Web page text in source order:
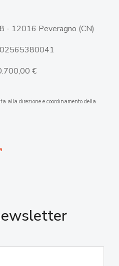
- 12016 Peveragno (CN)
02565380041
€
alla direzione e coordinamento della